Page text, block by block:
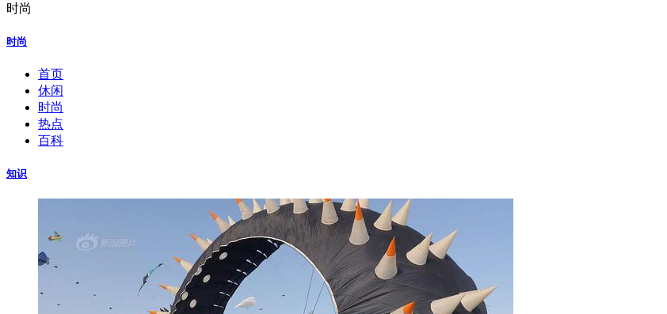
时尚
时尚
首页
休闲
时尚
热点
百科
知识